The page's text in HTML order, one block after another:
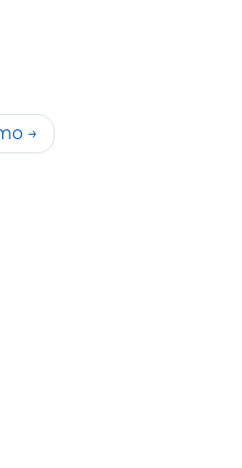
→